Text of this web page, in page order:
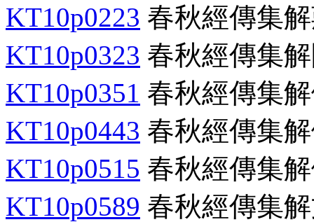
KT10p0223 春秋經傳集
KT10p0323 春秋經傳集
KT10p0351 春秋經傳集
KT10p0443 春秋經傳集
KT10p0515 春秋經傳集
KT10p0589 春秋經傳集